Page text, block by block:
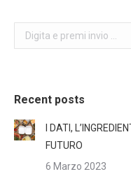
Search:
Recent posts
I DATI,
FUTURO
6 Marzo 2023